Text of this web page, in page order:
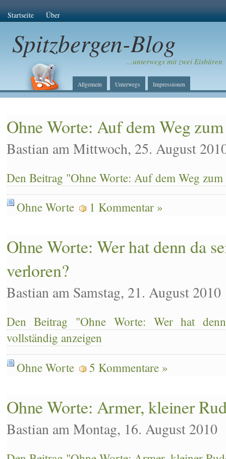
Startseite Über
Spitzbergen-Blog
…unterwegs mit zwei Eisbären
Allgemein Unterwegs Impressionen
Ohne Worte: Auf dem Weg
Bastian am Mittwoch, 25. August
Den Beitrag "Ohne Worte: Auf dem Weg
Ohne Worte
1 Kommentar »
Ohne Worte: Wer hat denn da
verloren?
Bastian am Samstag, 21. August 2010
Den Beitrag "Ohne Worte: Wer hat
vollständig anzeigen
Ohne Worte
5 Kommentare »
Ohne Worte: Armer, kleiner
Bastian am Montag, 16. August 2010